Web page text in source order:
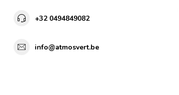
+32 0494849082
info@atmosvert.be